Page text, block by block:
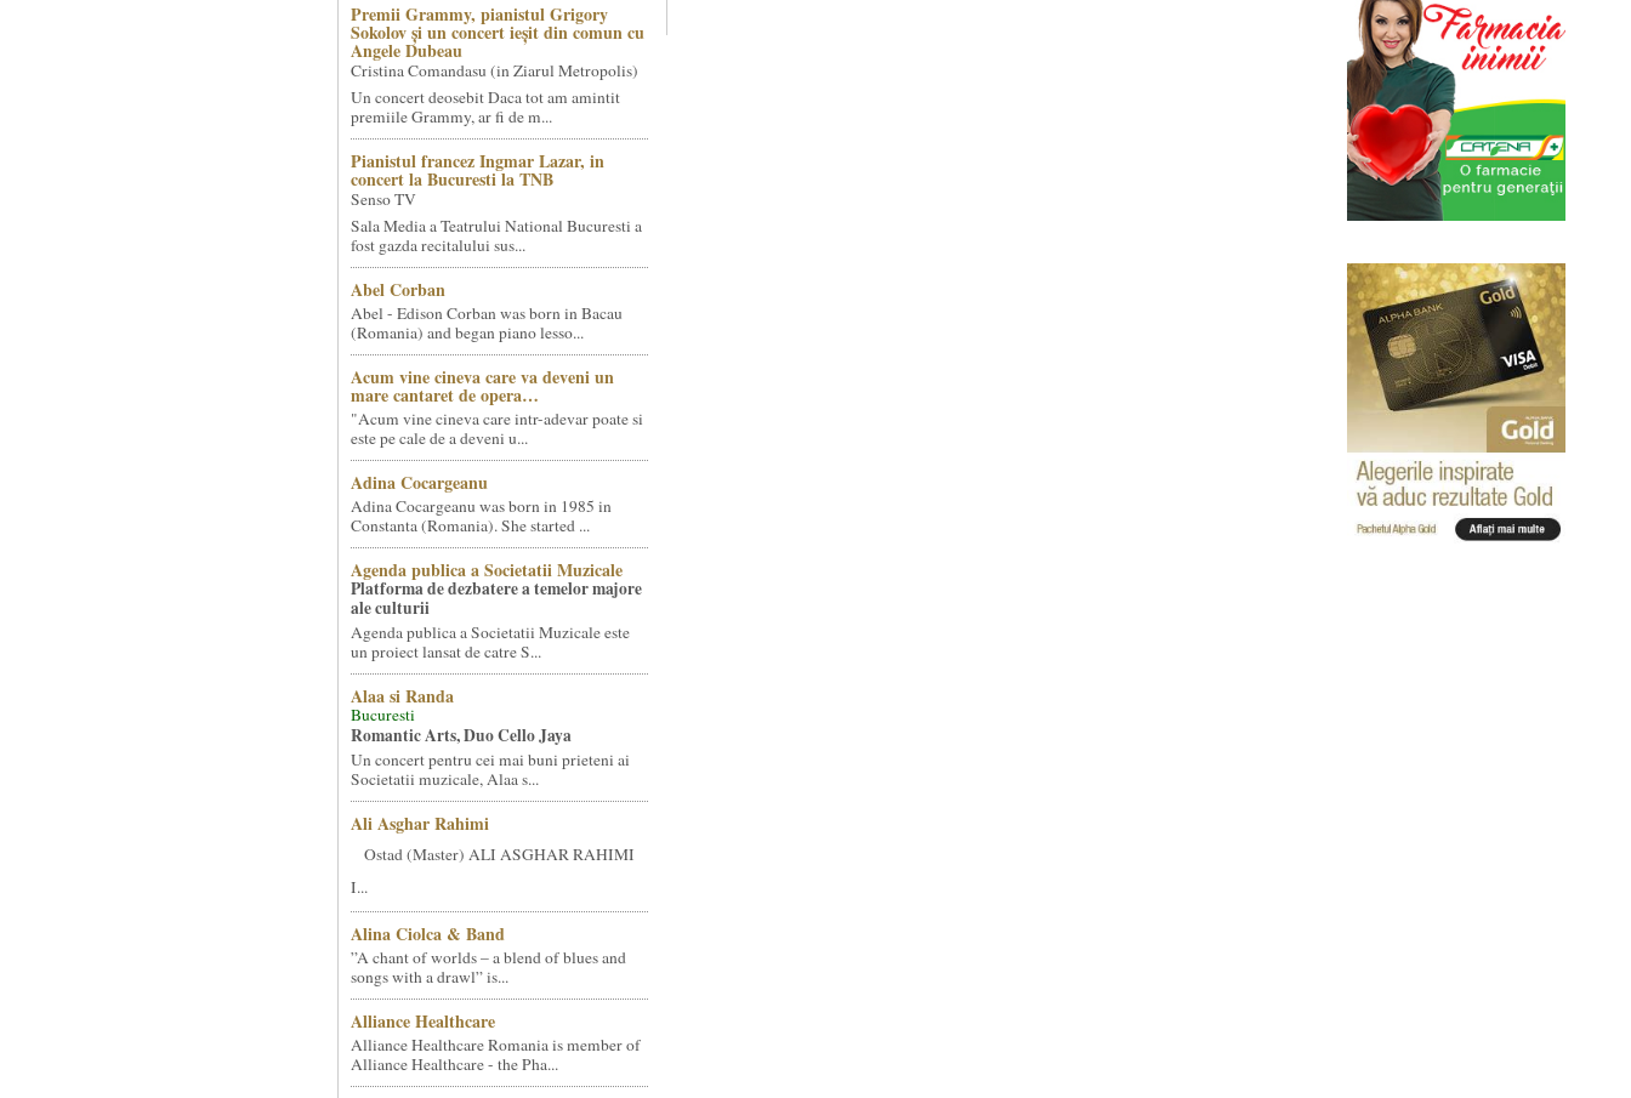
Premii Grammy, pianistul Grigory
Sokolov și un concert ieșit din comun cu
Angele Dubeau
Cristina Comandasu (in Ziarul Metropolis)
Un concert deosebit Daca tot am amintit
premiile Grammy, ar fi de m...
Pianistul francez Ingmar Lazar, in
concert la Bucuresti la TNB
Senso TV
Sala Media a Teatrului National Bucuresti a
fost gazda recitalului sus...
Abel Corban
Abel - Edison Corban was born in Bacau
(Romania) and began piano lesso...
Acum vine cineva care va deveni un
mare cantaret de opera…
"Acum vine cineva care intr-adevar poate si
este pe cale de a deveni u...
Adina Cocargeanu
Adina Cocargeanu was born in 1985 in
Constanta (Romania). She started ...
Agenda publica a Societatii Muzicale
Platforma de dezbatere a temelor majore
ale culturii
Agenda publica a Societatii Muzicale este
un proiect lansat de catre S...
Alaa si Randa
Bucuresti
Romantic Arts, Duo Cello Jaya
Un concert pentru cei mai buni prieteni ai
Societatii muzicale, Alaa s...
Ali Asghar Rahimi
Ostad (Master) ALI ASGHAR RAHIMI
I...
Alina Ciolca & Band
”A chant of worlds – a blend of blues and
songs with a drawl” is...
Alliance Healthcare
Alliance Healthcare Romania is member of
Alliance Healthcare - the Pha...